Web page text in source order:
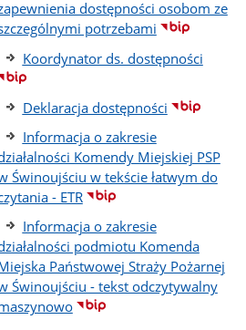
dostępności osobom ze
potrzebami
Koordynator ds. dostępności
Deklaracja dostępności
Informacja o zakresie
Komendy Miejskiej PSP
Świnoujściu w tekście łatwym do
- ETR
Informacja o zakresie
podmiotu Komenda
Państwowej Straży Pożarnej
Świnoujściu - tekst odczytywalny